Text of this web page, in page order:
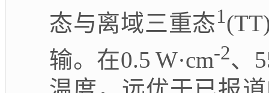
态与离域三重态1
输。在0.5 W·cm-2、